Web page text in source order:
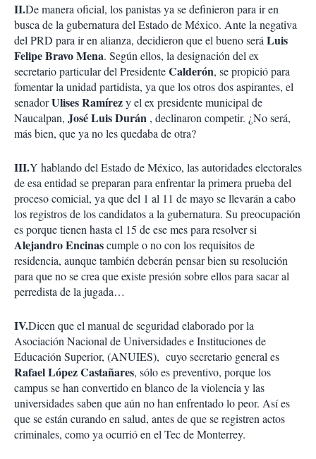
II.De manera oficial, los panistas ya se definieron para ir en
busca de la gubernatura del Estado de México. Ante la negativa
del PRD para ir en alianza, decidieron que el bueno será Luis
Felipe Bravo Mena. Según ellos, la designación del ex
secretario particular del PresidenteCalderón, se propició para
fomentar la unidad partidista, ya que los otros dos aspirantes, el
senadorUlises Ramírezy el ex presidente municipal de
Naucalpan, José Luis Durán , declinaron competir. ¿No será,
más bien, que ya no les quedaba de otra?
III.Y hablando del Estado de México, las autoridades electorales
de esa entidad se preparan para enfrentar la primera prueba del
proceso comicial, ya que del 1 al 11 de mayo se llevarán a cabo
los registros de los candidatos a la gubernatura. Su preocupación
es porque tienen hasta el 15 de ese mes para resolver si
Alejandro Encinascumple o no con los requisitos de
residencia, aunque también deberán pensar bien su resolución
para que no se crea que existe presión sobre ellos para sacar al
perredista de la jugada…
IV.Dicen que el manual de seguridad elaborado por la
Asociación Nacional de Universidades e Instituciones de
Educación Superior, (ANUIES), cuyo secretario general es
Rafael López Castañares, sólo es preventivo, porque los
campus se han convertido en blanco de la violencia y las
universidades saben que aún no han enfrentado lo peor. Así es
que se están curando en salud, antes de que se registren actos
criminales, como ya ocurrió en el Tec de Monterrey.